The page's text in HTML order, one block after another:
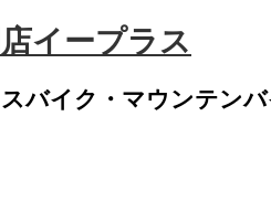
イープラス
バイク・マウンテン